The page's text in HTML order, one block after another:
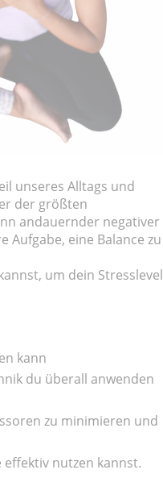
unseres Alltags und
der größten
andauernder negativer
Aufgabe, eine Balance zu
um dein Stresslevel
kann
du überall anwenden
zu minimieren und
nutzen kannst.